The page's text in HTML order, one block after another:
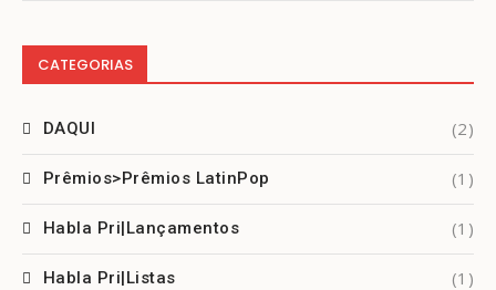
CATEGORIAS
DAQUI (2)
Prêmios>Prêmios LatinPop (1)
Habla Pri|Lançamentos (1)
Habla Pri|Listas (1)